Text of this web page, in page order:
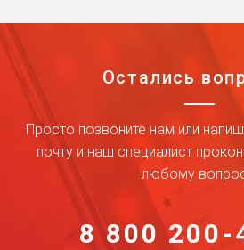
Остались
Просто позвоните нам или
почту и наш специалист
любому
8 800 200-